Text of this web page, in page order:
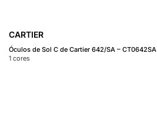
CARTIER
Óculos de Sol C de Cartier 642/SA – CT0642SA
1 cores